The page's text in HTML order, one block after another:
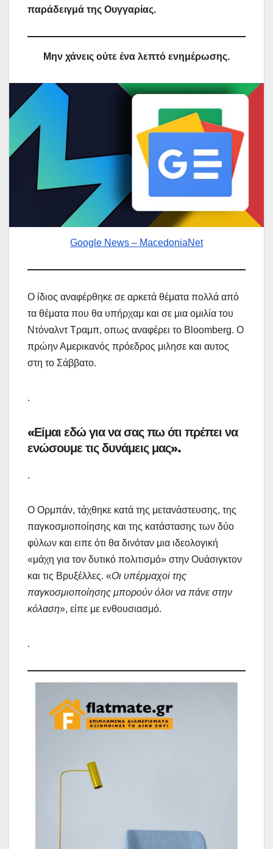
παράδειγμά της Ουγγαρίας.
Μην χάνεις ούτε ένα λεπτό ενημέρωσης.
Google News – MacedoniaNet
Ο ίδιος αναφέρθηκε σε αρκετά θέματα πολλά από
τα θέματα που θα υπήρχαμ και σε μια ομιλία του
Ντόναλντ Τραμπ, οπως αναφέρει το Bloomberg. Ο
πρώην Αμερικανός πρόεδρος μιλησε και αυτος
στη το Σάββατο.
.
«Είμαι εδώ για να σας πω ότι πρέπει να
ενώσουμε τις δυνάμεις μας».
.
Ο Ορμπάν, τάχθηκε κατά της μετανάστευσης, της
παγκοσμιοποίησης και της κατάστασης των δύο
φύλων και ειπε ότι θα δινόταν μια ιδεολογική
«μάχη για τον δυτικό πολιτισμό» στην Ουάσιγκτον
και τις Βρυξέλλες. «Οι υπέρμαχοi της
παγκοσμιοποίησης μπορούν όλοι να πάνε στην
κόλαση», είπε με ενθουσιασμό.
.